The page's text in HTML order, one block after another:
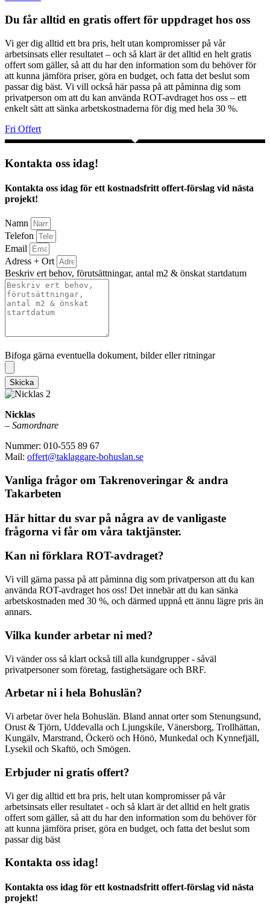
Du får alltid en gratis offert för uppdraget hos oss
Vi ger dig alltid ett bra pris, helt utan kompromisser på vår
arbetsinsats eller resultatet – och så klart är det alltid en helt gratis
offert som gäller, så att du har den information som du behöver för
att kunna jämföra priser, göra en budget, och fatta det beslut som
passar dig bäst. Vi vill också här passa på att påminna dig som
privatperson om att du kan använda ROT-avdraget hos oss – ett
enkelt sätt att sänka arbetskostnaderna för dig med hela 30 %.
Fri Offert
Kontakta oss idag!
Kontakta oss idag för ett kostnadsfritt offert-förslag vid nästa
projekt!
Namn
Telefon
Email
Adress + Ort
Beskriv ert behov, förutsättningar, antal m2 & önskat startdatum
Bifoga gärna eventuella dokument, bilder eller ritningar
Skicka
Nicklas
– Samordnare
Nummer: 010-555 89 67
Mail: offert@taklaggare-bohuslan.se
Vanliga frågor om Takrenoveringar & andra
Takarbeten
Här hittar du svar på några av de vanligaste
frågorna vi får om våra taktjänster.
Kan ni förklara ROT-avdraget?
Vi vill gärna passa på att påminna dig som privatperson att du kan
använda ROT-avdraget hos oss! Det innebär att du kan sänka
arbetskostnaden med 30 %, och därmed uppnå ett ännu lägre pris än
annars.
Vilka kunder arbetar ni med?
Vi vänder oss så klart också till alla kundgrupper - såväl
privatpersoner som företag, fastighetsägare och BRF.
Arbetar ni i hela Bohuslän?
Vi arbetar över hela Bohuslän. Bland annat orter som Stenungsund,
Orust & Tjörn, Uddevalla och Ljungskile, Vänersborg, Trollhättan,
Kungälv, Marstrand, Öckerö och Hönö, Munkedal och Kynnefjäll,
Lysekil och Skaftö, och Smögen.
Erbjuder ni gratis offert?
Vi ger dig alltid ett bra pris, helt utan kompromisser på vår
arbetsinsats eller resultatet - och så klart är det alltid en helt gratis
offert som gäller, så att du har den information som du behöver för
att kunna jämföra priser, göra en budget, och fatta det beslut som
passar dig bäst
Kontakta oss idag!
Kontakta oss idag för ett kostnadsfritt offert-förslag vid nästa
projekt!